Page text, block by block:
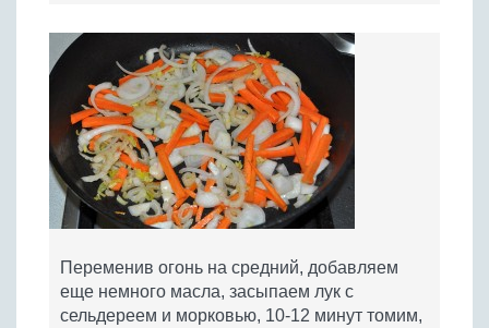
Переменив огонь на средний, добавляем
еще немного масла, засыпаем лук с
сельдереем и морковью, 10-12 минут томим,